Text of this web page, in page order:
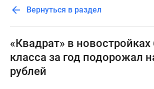
Москвы
Готовые
новостройки
Новостройки
карте
Вернуться в раздел
«Квадрат» в новостройках
класса за год подорожал
рублей